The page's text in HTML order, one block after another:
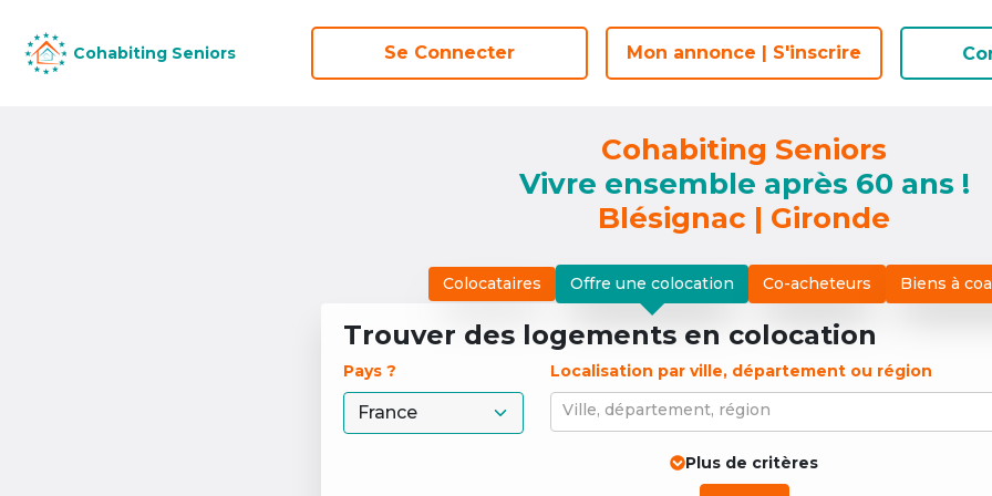
Cohabiting Seniors Se Connecter Mon annonce | S'inscrire
Cohabiting Seniors Se Connecter Mon annonce | S'inscrire
Cohabiting Seniors
Vivre ensemble après 60 ans !
Blésignac | Gironde
Colocataires Offre une colocation Co-acheteurs Biens à
Trouver des logements en colocation
Pays ?
Localisation par ville, département ou région
Ville, département, région
Plus de critères